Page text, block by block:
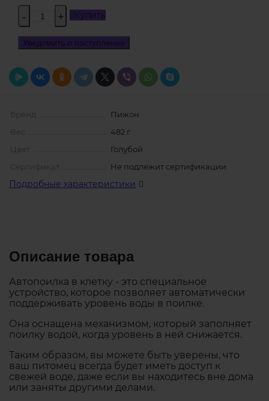
- + Купить
Уведомить о поступлении
Пижон
Вес
482 г
Голубой
Не подлежит сертификации
Подробные характеристики
Описание товара
Автопоилка в клетку - это специальное
устройство, которое позволяет автоматически
поддерживать уровень воды в поилке.
Она оснащена механизмом, который заполняет
поилку водой, когда уровень в ней снижается.
Таким образом, вы можете быть уверены, что
ваш питомец всегда будет иметь доступ к
свежей воде, даже если вы находитесь вне дома
или заняты другими делами.